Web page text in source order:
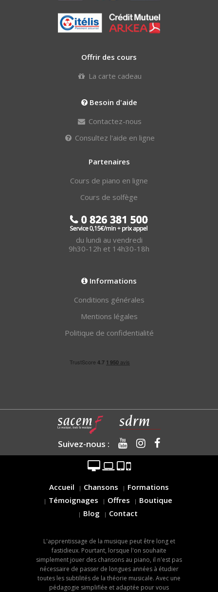
Offrir des cours
La carte cadeau
Besoin d'aide
Contactez-nous
Consultez l'aide en ligne
Partenaires
Cours de piano en ligne
Cours de solfège
du lundi au vendredi
9h30-12h et 14h30-18h
Informations
Conditions générales
Mentions légales
Politique de confidentialité
Suivez-nous :
Accueil Chansons
Formations
Témoignages
Offres
Boutique
Blog
Contact
L'apprentissage de la musique peut être long et
fastidieux. Pourtant, lorsque l'on souhaite
simplement jouer des chansons au piano, il n'est pas
nécessaire de passer de longues années à étudier
toutes les subtilités de la théorie musicale. Avec une
pédagogie simplifiée et adaptée pour vous